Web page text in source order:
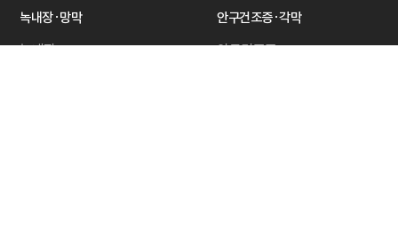
녹내장·망막
녹내장
안구건조증·각막
안구건조증